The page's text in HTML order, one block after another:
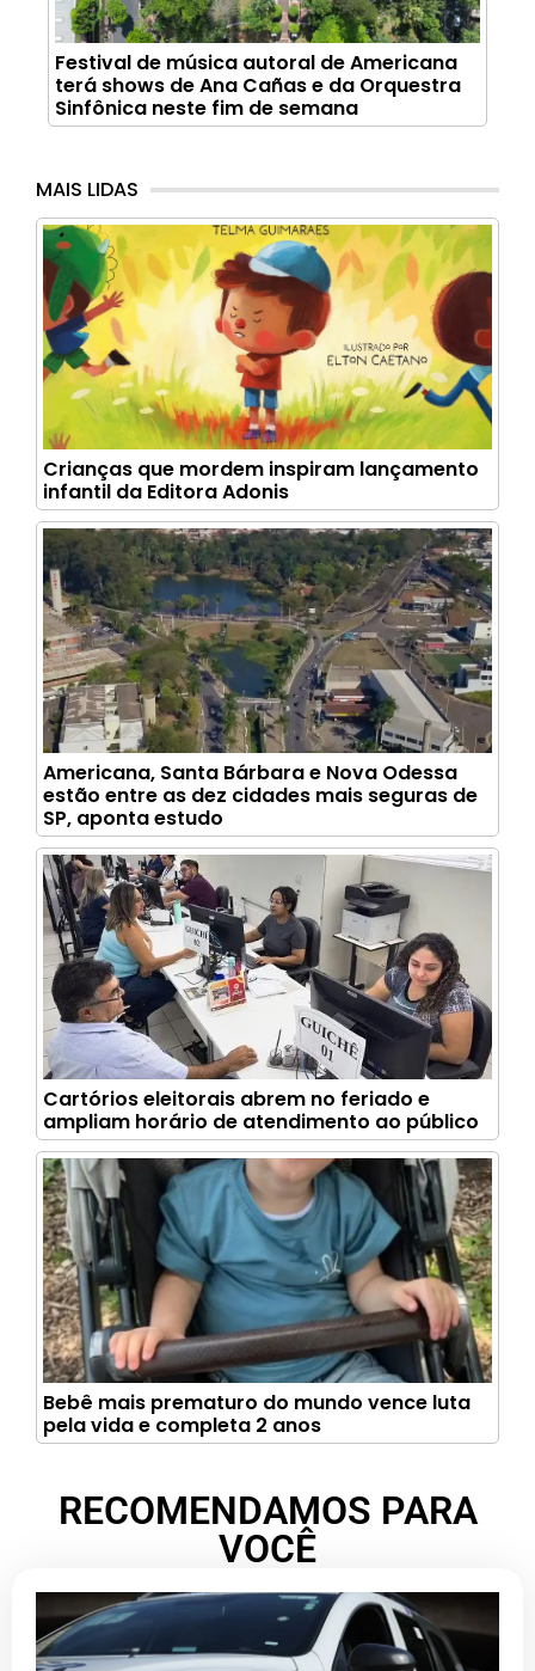
Festival de música autoral de Americana
terá shows de Ana Cañas e da Orquestra
Sinfônica neste fim de semana
MAIS LIDAS
Crianças que mordem inspiram lançamento
infantil da Editora Adonis
Americana, Santa Bárbara e Nova Odessa
estão entre as dez cidades mais seguras de
SP, aponta estudo
Cartórios eleitorais abrem no feriado e
ampliam horário de atendimento ao público
Bebê mais prematuro do mundo vence luta
pela vida e completa 2 anos
RECOMENDAMOS PARA
VOCÊ